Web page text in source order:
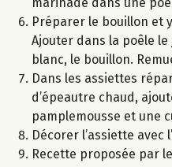
Préparer le bouillon et
Ajouter dans la poêle
blanc, le bouillon.
Dans les assiettes
d’épeautre chaud,
pamplemousse et une
Décorer l’assiette avec
Recette proposée par